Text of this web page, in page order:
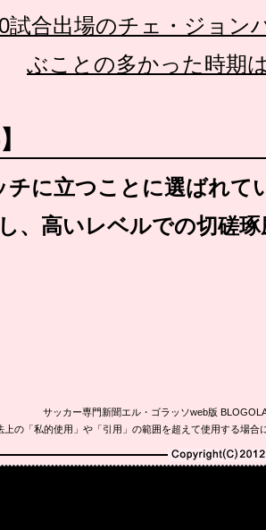
試合出場のチェ・ジョン
ぶことの多かった時期
チに立つことに選ばれて
、高いレベルでの切磋
サッカー専門新聞エル・ゴラッソweb版
上の「私的使用」や「引用」の範囲を超えて使用する場
Copyright(C)2010-